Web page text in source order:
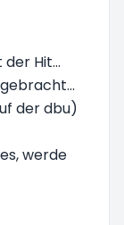
Hit...
der dbu)
werde